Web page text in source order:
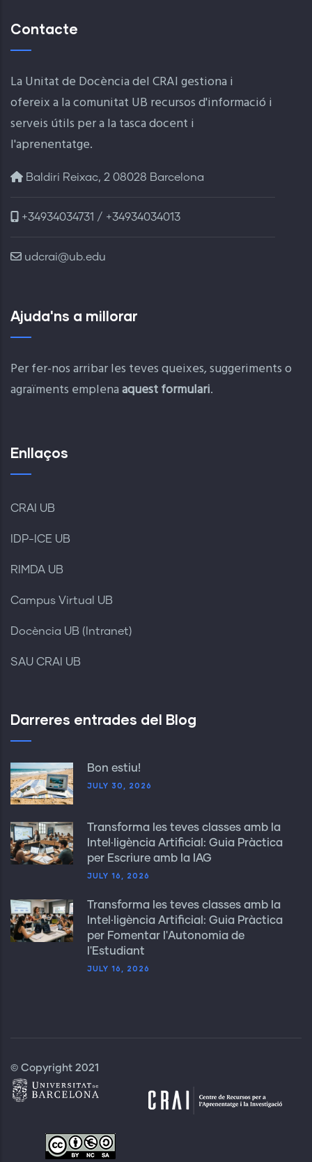
Contacte
La Unitat de Docència del CRAI gestiona i
ofereix a la comunitat UB recursos d'informació i
serveis útils per a la tasca docent i
l'aprenentatge.
Baldiri Reixac, 2 08028 Barcelona
+34934034731 / +34934034013
udcrai@ub.edu
Ajuda'ns a millorar
Per fer-nos arribar les teves queixes, suggeriments o
agraïments emplenaaquest formulari.
Enllaços
CRAI UB
IDP-ICE UB
RIMDA UB
Campus Virtual UB
Docència UB (Intranet)
SAU CRAI UB
Darreres entrades del Blog
Bon estiu!
JULY 30, 2026
Transforma les teves classes amb la
Intel·ligència Artificial: Guia Pràctica
per Escriure amb la IAG
JULY 16, 2026
Transforma les teves classes amb la
Intel·ligència Artificial: Guia Pràctica
per Fomentar l'Autonomia de
l'Estudiant
JULY 16, 2026
© Copyright 2021